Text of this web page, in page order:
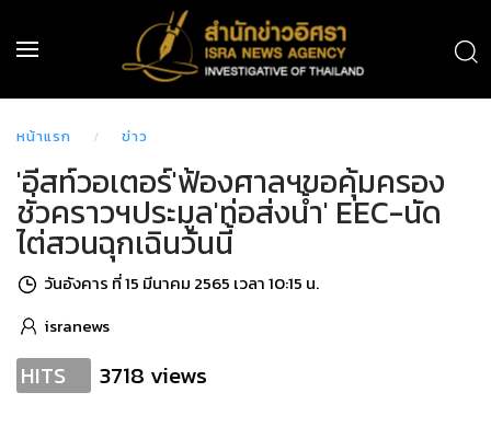
หน้าแรก ข่าว
'อีสท์วอเตอร์'ฟ้องศาลฯขอคุ้มครอง
ชั่วคราวฯประมูล'ท่อส่งน้ำ' EEC-นัด
ไต่สวนฉุกเฉินวันนี้
วันอังคาร ที่ 15 มีนาคม 2565 เวลา 10:15 น.
isranews
HITS 3718 views